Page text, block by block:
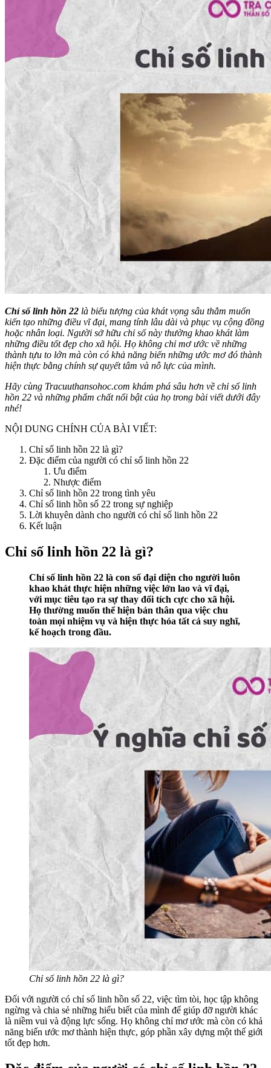
Chỉ số linh hồn 22 là biểu tượng của khát vọng sâu thẳm muốn
kiến tạo những điều vĩ đại, mang tính lâu dài và phục vụ cộng đồng
hoặc nhân loại. Người sở hữu chỉ số này thường khao khát làm
những điều tốt đẹp cho xã hội. Họ không chỉ mơ ước về những
thành tựu to lớn mà còn có khả năng biến những ước mơ đó thành
hiện thực bằng chính sự quyết tâm và nỗ lực của mình.
Hãy cùng Tracuuthansohoc.com khám phá sâu hơn về chỉ số linh
hồn 22 và những phẩm chất nổi bật của họ trong bài viết dưới đây
nhé!
NỘI DUNG CHÍNH CỦA BÀI VIẾT:
Chỉ số linh hồn 22 là gì?
Đặc điểm của người có chỉ số linh hồn 22
Ưu điểm
Nhược điểm
Chỉ số linh hồn 22 trong tình yêu
Chỉ số linh hồn số 22 trong sự nghiệp
Lời khuyên dành cho người có chỉ số linh hồn 22
Kết luận
Chỉ số linh hồn 22 là gì?
Chỉ số linh hồn 22 là con số đại diện cho người luôn
khao khát thực hiện những việc lớn lao và vĩ đại,
với mục tiêu tạo ra sự thay đổi tích cực cho xã hội.
Họ thường muốn thể hiện bản thân qua việc chu
toàn mọi nhiệm vụ và hiện thực hóa tất cả suy nghĩ,
kế hoạch trong đầu.
Chỉ số linh hồn 22 là gì?
Đối với người có chỉ số linh hồn số 22, việc tìm tòi, học tập không
ngừng và chia sẻ những hiểu biết của mình để giúp đỡ người khác
là niềm vui và động lực sống. Họ không chỉ mơ ước mà còn có khả
năng biến ước mơ thành hiện thực, góp phần xây dựng một thế giới
tốt đẹp hơn.